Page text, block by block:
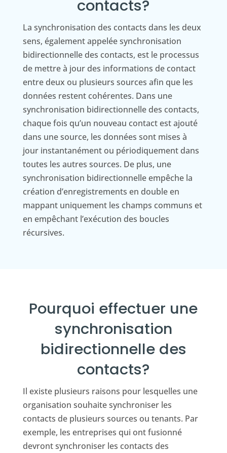
contacts?
La synchronisation des contacts dans les deux
sens, également appelée synchronisation
bidirectionnelle des contacts, est le processus
de mettre à jour des informations de contact
entre deux ou plusieurs sources afin que les
données restent cohérentes. Dans une
synchronisation bidirectionnelle des contacts,
chaque fois qu’un nouveau contact est ajouté
dans une source, les données sont mises à
jour instantanément ou périodiquement dans
toutes les autres sources. De plus, une
synchronisation bidirectionnelle empêche la
création d’enregistrements en double en
mappant uniquement les champs communs et
en empêchant l’exécution des boucles
récursives.
Pourquoi effectuer une
synchronisation
bidirectionnelle des
contacts?
Il existe plusieurs raisons pour lesquelles une
organisation souhaite synchroniser les
contacts de plusieurs sources ou tenants. Par
exemple, les entreprises qui ont fusionné
devront synchroniser les contacts des